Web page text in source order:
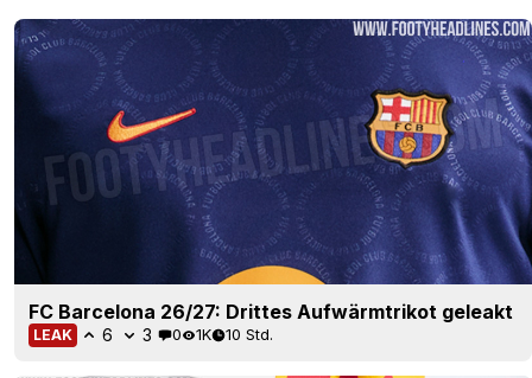
FC Barcelona 26/27: Drittes Aufwärmtrikot geleakt
LEAK 6 3 0 1K 10 Std.